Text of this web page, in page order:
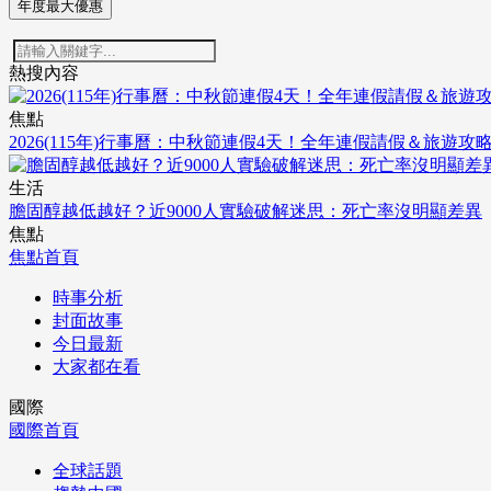
年度最大優惠
熱搜內容
焦點
2026(115年)行事曆：中秋節連假4天！全年連假請假＆旅遊攻
生活
膽固醇越低越好？近9000人實驗破解迷思：死亡率沒明顯差異
焦點
焦點首頁
時事分析
封面故事
今日最新
大家都在看
國際
國際首頁
全球話題